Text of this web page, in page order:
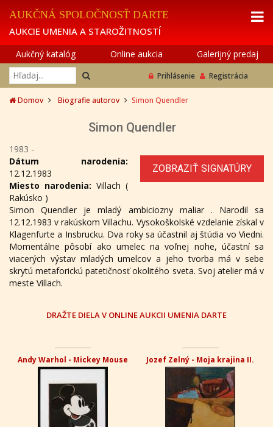
AUKČNÁ SPOLOČNOSŤ DARTE
AUKCIE UMENIA A STAROŽITNOSTÍ
Aukčný katalóg Online aukcia Galerijný predaj
Prihlásenie Registrácia
Domov Biografie autorov Simon Quendler
Simon Quendler
1983 -
ZOBRAZIŤ SIGNATÚRY
Dátum narodenia:
12.12.1983
Miesto narodenia: Villach (
Rakúsko )
Simon Quendler je mladý ambiciozny maliar . Narodil sa
12.12.1983 v rakúskom Villachu. Vysokoškolské vzdelanie získal v
Klagenfurte a Insbrucku. Dva roky sa účastnil aj štúdia vo Viedni.
Momentálne pôsobí ako umelec na voľnej nohe, účastní sa
viacerých výstav mladých umelcov a jeho tvorba má v sebe
skrytú metaforickú patetičnosť okolitého sveta. Svoj atelier má v
meste Villach.
DRAŽTE DIELA V ONLINE AUKCII UMENIA DARTE
Andy Warhol - Mickey Mouse Jozef Zelný - Moja krajina II.